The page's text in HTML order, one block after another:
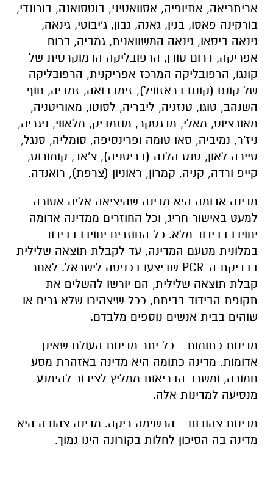
אריתריאה, אתיופיה, אסוואטיני, בוטסואנה, בורונדי,
בורקינה פאסו, בנין, גאנה, גבון, ג'יבוטי, גינאה,
גינאה ביסאו, גינאה המשוואנית, גמביה, דרום
אפריקה, דרום סודן, הרפובליקה הדמוקרטית של
קונגו, הרפובליקה המרכז אפריקנית, הרפובליקה
של קונגו (קונגו בראזוויל), זימבבואה, זמביה, חוף
השנהב, טוגו, טנזניה, ליבריה, לסוטו, מאוריטניה,
מאורציוס, מאלי, מדגסקר, מוזמביק, מלאווי, ניגריה,
ניז'ר, נמיביה, סאו טומה ופרינסיפה, סומליה, סנגל,
סיירה לאון, סנט הלנה (בריטניה), צ'אד, קומורוס,
קייפ ורדה, קניה, קמרון, ראוניון (צרפת), רואנדה.
מדינה אדומה היא מדינה שהיציאה אליה אסורה
למעט באישור חריג, וכל החוזרים ממדינה אדומה
יחויבו בבידוד מלא. כל החוזרים יחויבו בבידוד
במלונית מטעם המדינה, עד לקבלת תוצאה שלילית
בבדיקת ה-PCR שביצעו בכניסה לישראל. לאחר
קבלת תוצאה שלילית, הם יורשו להשלים את
תקופת הבידוד בביתם, ככל שיצהירו שלא גרים או
שוהים בבית אנשים נוספים מלבדם.
מדינות כתומות - כל יתר מדינות העולם שאינן
אדומות. מדינה כתומה היא מדינה באזהרת מסע
חמורה, ומשרד הבריאות ממליץ לציבור להימנע
מנסיעה למדינות אלה.
מדינות צהובות - הרשימה ריקה. מדינה צהובה היא
מדינה בה הסיכון לחלות בקורונה הינו נמוך.